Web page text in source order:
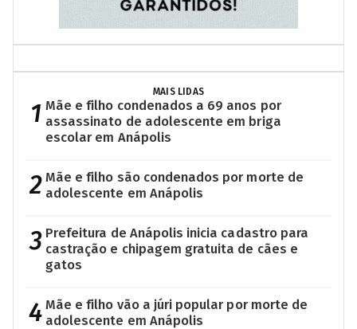
MAIS LIDAS
1 Mãe e filho condenados a 69 anos por
assassinato de adolescente em briga
escolar em Anápolis
2 Mãe e filho são condenados por morte de
adolescente em Anápolis
3 Prefeitura de Anápolis inicia cadastro para
castração e chipagem gratuita de cães e
gatos
4 Mãe e filho vão a júri popular por morte de
adolescente em Anápolis